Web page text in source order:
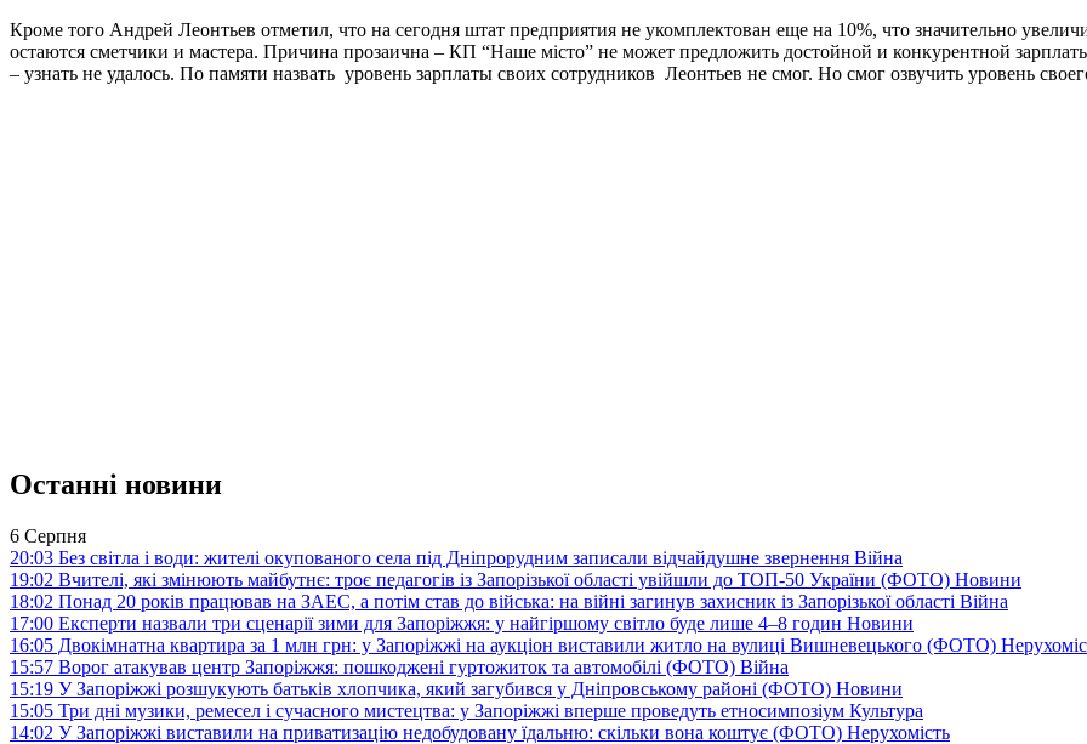
Кроме того Андрей Леонтьев отметил, что на сегодня штат предприятия не укомплектован еще на 10%, что значительно
остаются сметчики и мастера. Причина прозаична – КП “Наше місто” не может предложить достойной и конкурентной
– узнать не удалось. По памяти назвать уровень зарплаты своих сотрудников Леонтьев не смог. Но смог озвучить уровень
Останні новини
6 Серпня
20:03 Без світла і води: жителі окупованого села під Дніпрорудним записали відчайдушне звернення Війна
19:02 Вчителі, які змінюють майбутнє: троє педагогів із Запорізької області увійшли до ТОП-50 України (ФОТО) Новини
18:02 Понад 20 років працював на ЗАЕС, а потім став до війська: на війні загинув захисник із Запорізької області Війна
17:00 Експерти назвали три сценарії зими для Запоріжжя: у найгіршому світло буде лише 4–8 годин Новини
16:05 Двокімнатна квартира за 1 млн грн: у Запоріжжі на аукціон виставили житло на вулиці Вишневецького (ФОТО)
15:57 Ворог атакував центр Запоріжжя: пошкоджені гуртожиток та автомобілі (ФОТО) Війна
15:19 У Запоріжжі розшукують батьків хлопчика, який загубився у Дніпровському районі (ФОТО) Новини
15:05 Три дні музики, ремесел і сучасного мистецтва: у Запоріжжі вперше проведуть етносимпозіум Культура
14:02 У Запоріжжі виставили на приватизацію недобудовану їдальню: скільки вона коштує (ФОТО) Нерухомість